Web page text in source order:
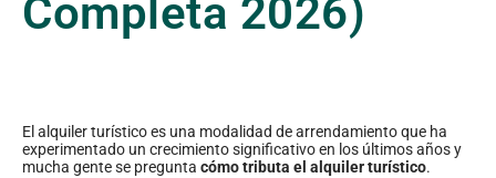
Completa 2026)
El alquiler turístico es una modalidad de arrendamiento que ha
experimentado un crecimiento significativo en los últimos años y
mucha gente se pregunta cómo tributa el alquiler turístico.